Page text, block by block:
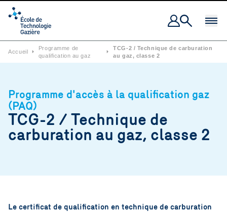
Ouvrir
Accueil ⏵
Programme de
qualification au gaz
⏵
TCG-2 / Technique de carburation
au gaz, classe 2
Programme d'accès à la qualification gaz
(PAQ)
TCG-2 / Technique de
carburation au gaz, classe 2
Le certificat de qualification en technique de carburation